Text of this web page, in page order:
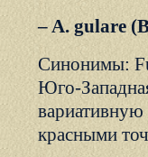
– A. gulare
Синонимы:
Юго-
вариативную
красными